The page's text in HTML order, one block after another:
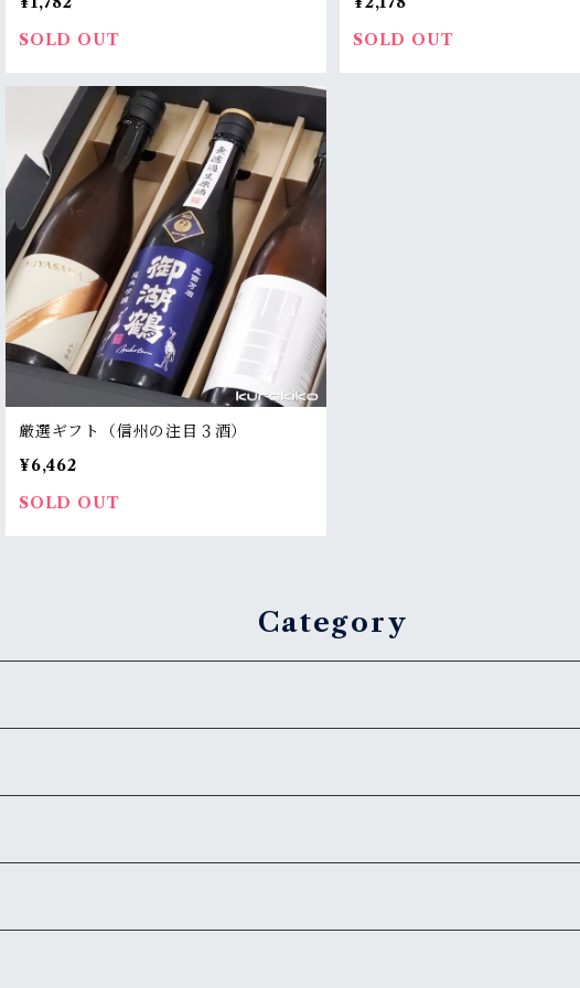
SOLD OUT
SOLD OUT
厳選ギフト（信州の注目３酒）
¥6,462
SOLD OUT
Category